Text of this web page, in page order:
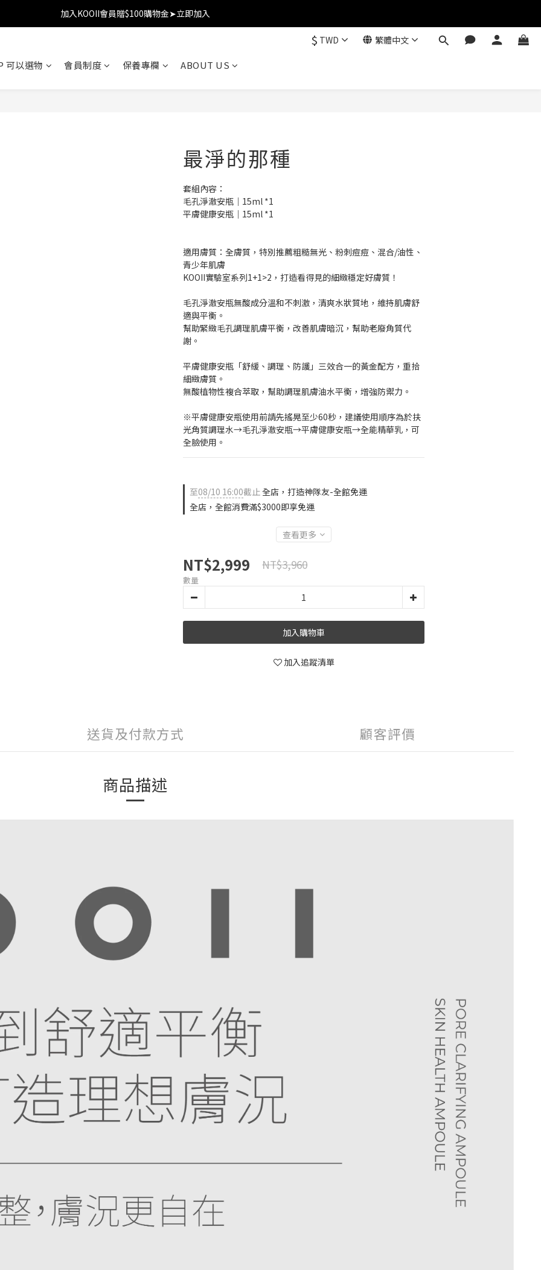
加入KOOII會員贈$100購物金➤立即加入
加入KOOII會員贈$100購物金➤立即加入
加入KOOII會員贈$100購物金➤立即加入
$ TWD 繁體中文
可以選物 會員制度 保養專欄 ABOUT US
最淨的那種
套組內容：
毛孔淨澈安瓶｜15ml *1
平膚健康安瓶｜15ml *1
適用膚質：全膚質，特別推薦粗糙無光、粉刺痘痘、混合/油性、
青少年肌膚
KOOII實驗室系列1+1>2，打造看得見的細緻穩定好膚質！
毛孔淨澈安瓶無酸成分溫和不刺激，清爽水狀質地，維持肌膚舒
適與平衡。
幫助緊緻毛孔調理肌膚平衡，改善肌膚暗沉，幫助老廢角質代
謝。
平膚健康安瓶「舒緩、調理、防護」三效合一的黃金配方，重拾
細緻膚質。
無酸植物性複合萃取，幫助調理肌膚油水平衡，增強防禦力。
※平膚健康安瓶使用前請先搖晃至少60秒，建議使用順序為於扶
光角質調理水→毛孔淨澈安瓶→平膚健康安瓶→全能精華乳，可
全臉使用。
至08/10 16:00截止全店，打造神隊友-全館免運
全店，全館消費滿$3000即享免運
查看更多
NT$2,999 NT$3,960
數量
加入購物車
加入追蹤清單
送貨及付款方式 顧客評價
商品描述